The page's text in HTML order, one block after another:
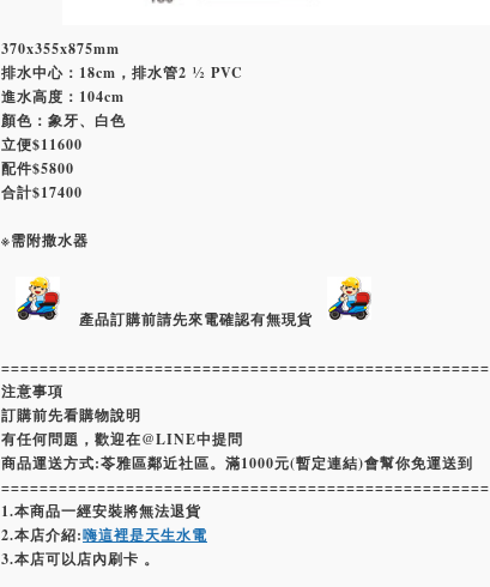
370x355x875mm
排水中心：18cm，排水管2 ½ PVC
進水高度：104cm
顏色：象牙、白色
立便$11600
配件$5800
合計$17400
※需附撒水器
產品訂購前請先來電確認有無現貨
===================================================
注意事項
訂購前先看購物說明
有任何問題，歡迎在@LINE中提問
商品運送方式:苓雅區鄰近社區。滿1000元(暫定連結)會幫你免運送到
===================================================
1.本商品一經安裝將無法退貨
2.本店介紹:嗨這裡是天生水電
3.本店可以店內刷卡 。